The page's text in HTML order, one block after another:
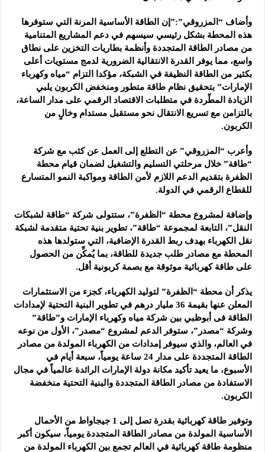
وأضاف “المزروقي”:”إن الطاقة الأساسية المرنة التي ستوفرها
هذه المحطة بشكل رئيسي سيسهم في دعم المشاريع المتنامية
من مصادر الطاقة المتجددة وأنظمة بطاريات التخزين على نطاق
واسع، مما يوفر القدرة الانتقالية الضرورية لدمج مستويات أعلى
بكثير من الطاقة النظيفة في الشبكة، مؤكدا التزام “مياه وكهرباء
الإمارات” بتحقيق نظام طاقة متطور ومنخفض الكربون يلبي
الزيادة المطّردة في متطلبات الاقتصاد الرقمي على مدار الساعة،
بالتزامن مع تسريع الانتقال نحو مستقبل مستدام وخالٍ من
الكربون.
وأعرب “المزروقي” عن التطلع إلى العمل عن كثب مع شركة
“طاقة” خلال مرحلتي التسليم والتشغيل لضمان قيام محطة
الظفرة بتقديم الدعم اللازم لأمن الطاقة ومواكبة النمو المتسارع
للقطاع الرقمي في الدولة.
وإضافة لمشروع محطة “الظفرة”، ستتولى شركة “طاقة لشبكات
النقل”، التابعة لمجموعة “طاقة”، تطوير بنية تحتية متقدمة لشبكة
نقل الكهرباء بهدف ربط القدرة الإضافية، التي ستولدها هذه
المحطة مع مصادر طلب جديدة للطاقة، بما يُمكِّن من الحصول
على طاقة كهربائية موثوقة مع بصمة كربونية أقل.
يذكر أن محطة “الظفرة” لتوليد الكهرباء، كجزء من الاستثمارات
المعلن عنها بقيمة 36 مليار درهم في تطوير البنية التحتية لإمدادات
الطاقة فى أبوظبي بين شركة مياه وكهرباء الإمارات و”طاقة”
وشركة “مصدر”، ستوفر الدعم لمشروع “مصدر”، الأول من نوعه
في العالم، والذي سيوفر إمدادات من الكهرباء المولدة من مصادر
الطاقة المتجددة على مدار 24 ساعة يومياً، سبعة أيام في
الأسبوع، ما يعيد تأكيد مكانة دولة الإمارات الرائدة عالمياً في مجال
الاستفادة من مصادر الطاقة المتجددة والبنية التحتية منخفضة
الكربون.
وتوفير طاقة كهربائية بقدرة تصل إلى 1 جيجاواط من الأحمال
الأساسية المولدة من مصادر الطاقة المتجددة يومياً، سيكون أكبر
منظومة طاقة كهربائية في العالم تجمع بين الكهرباء المولدة من